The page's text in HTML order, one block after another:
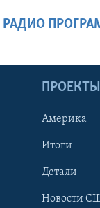
РАДИО
ПРОЕКТЫ
Америка
Итоги
Детали
Новости